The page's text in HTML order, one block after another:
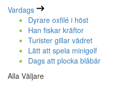
Vardags
Dyrare oxfilé i höst
Han fiskar kräftor
Turister gillar vädret
Lätt att spela minigolf
Dags att plocka blåbär
Alla Väljare